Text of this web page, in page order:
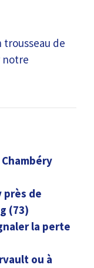
trousseau de
notre
près de
(73)
la perte
ou à